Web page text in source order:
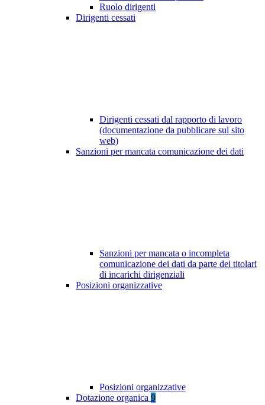
Ruolo dirigenti
Dirigenti cessati
Dirigenti cessati dal rapporto di lavoro
(documentazione da pubblicare sul sito
web)
Sanzioni per mancata comunicazione dei dati
Sanzioni per mancata o incompleta
comunicazione dei dati da parte dei titolari
di incarichi dirigenziali
Posizioni organizzative
Posizioni organizzative
Dotazione organica 9